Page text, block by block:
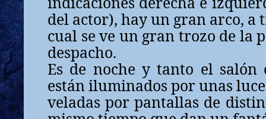
del actor), hay un gran arco, a
cual se ve un gran trozo de la
despacho.
Es de noche y tanto el salón
están iluminados por unas
veladas por pantallas de